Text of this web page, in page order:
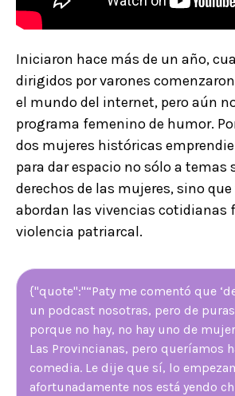
Iniciaron hace más de un año,
dirigidos por varones
el mundo del internet, pero aún
programa femenino de humor.
dos mujeres históricas
para dar espacio no sólo a temas
derechos de las mujeres, sino
abordan las vivencias cotidianas
violencia patriarcal.
{"quote":"“Paty me comentó que
un podcast nosotras, pero de
porque no hay, no hay uno de
Las Provincianas, pero queríamos
comedia. Le dije que sí, lo
afortunadamente nos está yendo